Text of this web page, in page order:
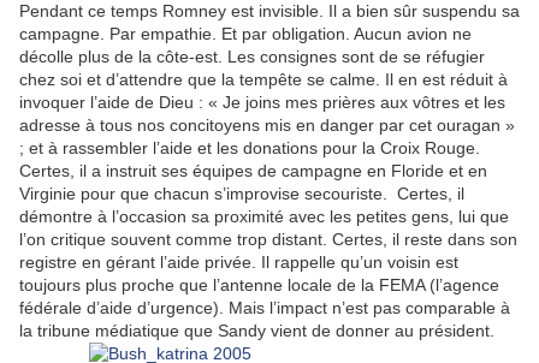
Pendant ce temps Romney est invisible. Il a bien sûr suspendu sa
campagne. Par empathie. Et par obligation. Aucun avion ne
décolle plus de la côte-est. Les consignes sont de se réfugier
chez soi et d’attendre que la tempête se calme. Il en est réduit à
invoquer l’aide de Dieu : « Je joins mes prières aux vôtres et les
adresse à tous nos concitoyens mis en danger par cet ouragan »
; et à rassembler l’aide et les donations pour la Croix Rouge.
Certes, il a instruit ses équipes de campagne en Floride et en
Virginie pour que chacun s’improvise secouriste. Certes, il
démontre à l’occasion sa proximité avec les petites gens, lui que
l’on critique souvent comme trop distant. Certes, il reste dans son
registre en gérant l’aide privée. Il rappelle qu’un voisin est
toujours plus proche que l’antenne locale de la FEMA (l’agence
fédérale d’aide d’urgence). Mais l’impact n’est pas comparable à
la tribune médiatique que Sandy vient de donner au président.